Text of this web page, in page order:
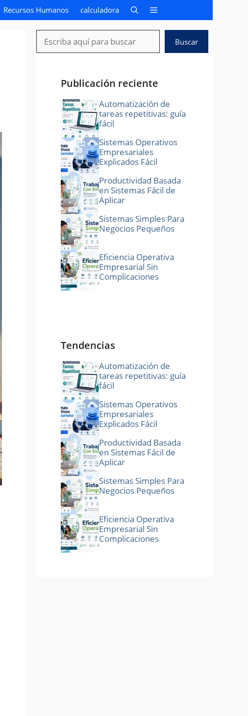
Recursos Humanos calculadora
Buscar
Buscar
Publicación reciente
Automatización de
tareas repetitivas: guía
fácil
Sistemas Operativos
Empresariales
Explicados Fácil
Productividad Basada
en Sistemas Fácil de
Aplicar
Sistemas Simples Para
Negocios Pequeños
Eficiencia Operativa
Empresarial Sin
Complicaciones
Tendencias
Automatización de
tareas repetitivas: guía
fácil
Sistemas Operativos
Empresariales
Explicados Fácil
Productividad Basada
en Sistemas Fácil de
Aplicar
Sistemas Simples Para
Negocios Pequeños
Eficiencia Operativa
Empresarial Sin
Complicaciones